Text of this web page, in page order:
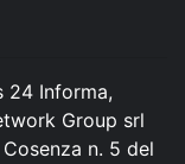
24 Informa,
Group srl
n. 5 del